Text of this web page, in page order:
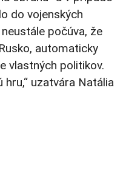
do vojenských
počúva, že
automaticky
vlastných politikov.
hru,“ uzatvára Natália